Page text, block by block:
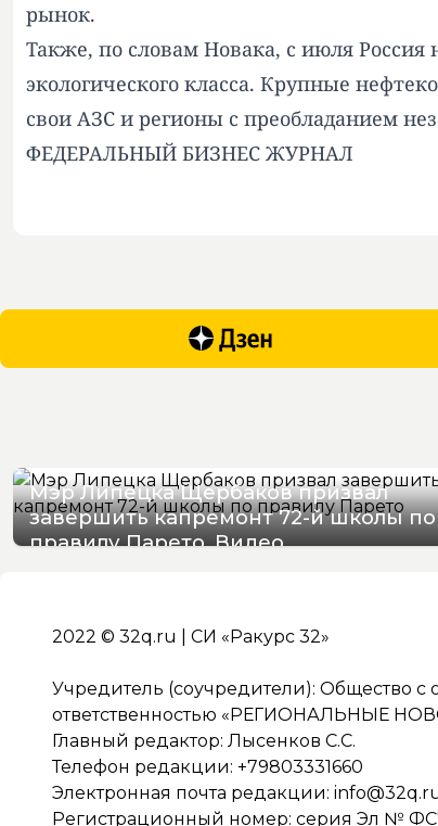
рынок.
Также, по словам Новака, с июля Россия
экологического класса. Крупные
свои АЗС и регионы с преобладанием
ФЕДЕРАЛЬНЫЙ БИЗНЕС ЖУРНАЛ
Мэр Липецка Щербаков призвал
завершить капремонт 72-й школы по
правилу Парето. Видео
2022 © 32q.ru | СИ «Ракурс 32»
Учредитель (соучредители): Общество с
ответственностью «РЕГИОНАЛЬНЫЕ
Главный редактор: Лысенков С.С.
Телефон редакции: +79803331660
Электронная почта редакции:
Регистрационный номер: серия Эл №